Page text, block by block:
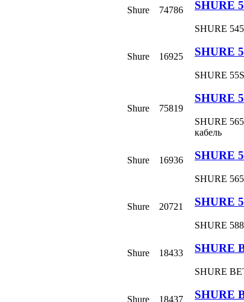
Shure 74786 SHURE
SHURE
Shure 16925 SHURE
SHURE
Shure 75819
SHURE
SHURE
кабель
Shure 16936 SHURE
SHURE
Shure 20721 SHURE
SHURE
Shure 18433 SHURE
SHURE
Shure 18437 SHURE